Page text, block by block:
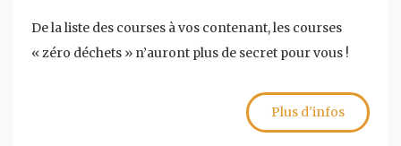
De la liste des courses à vos contenant, les courses
« zéro déchets » n’auront plus de secret pour vous !
Plus d'infos